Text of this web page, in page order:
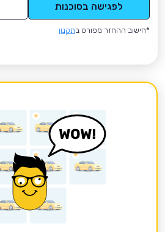
לפגישה בסוכנות
*חישוב ההחזר מפורט בתקנון